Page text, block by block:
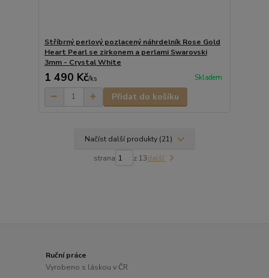
Stříbrný perlový pozlacený náhrdelník Rose Gold
Heart Pearl se zirkonem a perlami Swarovski
3mm - Crystal White
1 490 Kč/ks Skladem
Přidat do košíku
Načíst další produkty (21)
strana z 13další
Ruční práce
Vyrobeno s láskou v ČR